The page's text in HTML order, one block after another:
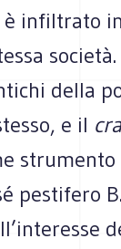
è infiltrato
della
e il
pestifero